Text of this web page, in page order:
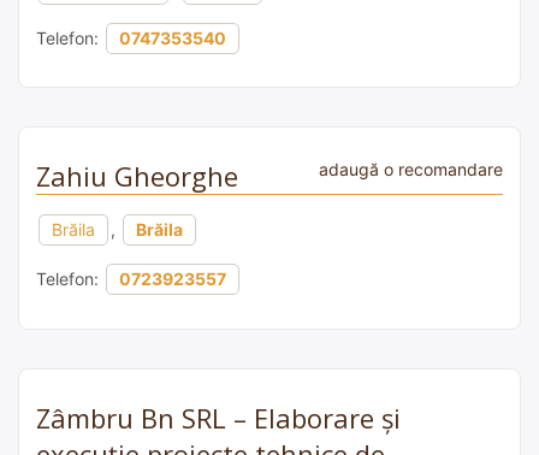
Telefon: 0747353540
Zahiu Gheorghe adaugă o recomandare
Brăila , Brăila
Telefon: 0723923557
Zâmbru Bn SRL – Elaborare și